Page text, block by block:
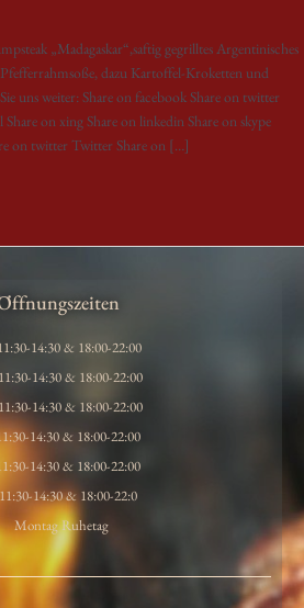
„Madagaskar“,saftig gegrilltes Argentinisches
dazu Kartoffel-Kroketten und
uns weiter: Share on facebook Share on twitter
Share on xing Share on linkedin Share on skype
on twitter Twitter Share on […]
14:30 & 18:00-22:00
14:30 & 18:00-22:00
14:30 & 18:00-22:00
14:30 & 18:00-22:00
14:30 & 18:00-22:00
14:30 & 18:00-22:0
Montag Ruhetag